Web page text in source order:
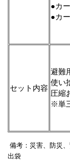
●カ
●カ
セット内容
避難
使い
圧縮
※単
備考：災害、防災
出袋